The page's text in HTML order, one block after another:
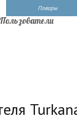
Повары
Пользователи